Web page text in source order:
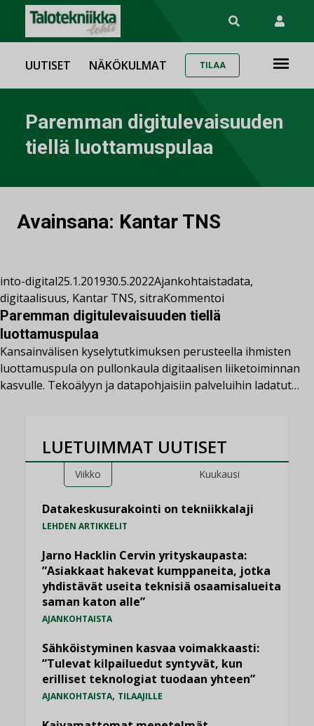
UUTISET NÄKÖKULMAT TILAA
Paremman digitulevaisuuden
tiellä luottamuspulaa
Avainsana: Kantar TNS
into-digital25.1.201930.5.2022Ajankohtaistadata,
digitaalisuus, Kantar TNS, sitraKommentoi
Paremman digitulevaisuuden tiellä
luottamuspulaa
Kansainvälisen kyselytutkimuksen perusteella ihmisten
luottamuspula on pullonkaula digitaalisen liiketoiminnan
kasvulle. Tekoälyyn ja datapohjaisiin palveluihin ladatut…
LUETUIMMAT UUTISET
Viikko Kuukausi
Datakeskusurakointi on tekniikkalaji
LEHDEN ARTIKKELIT
Jarno Hacklin Cervin yrityskaupasta:
”Asiakkaat hakevat kumppaneita, jotka
yhdistävät useita teknisiä osaamisalueita
saman katon alle”
AJANKOHTAISTA
Sähköistyminen kasvaa voimakkaasti:
”Tulevat kilpailuedut syntyvät, kun
erilliset teknologiat tuodaan yhteen”
AJANKOHTAISTA, TILAAJILLE